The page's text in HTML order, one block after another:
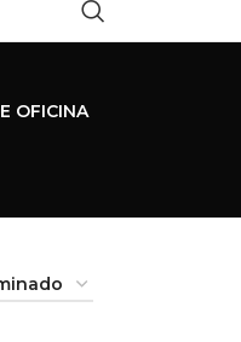
OFICINA